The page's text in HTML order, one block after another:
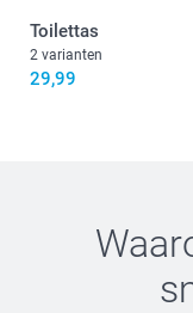
Toilettas
2 varianten
29,99